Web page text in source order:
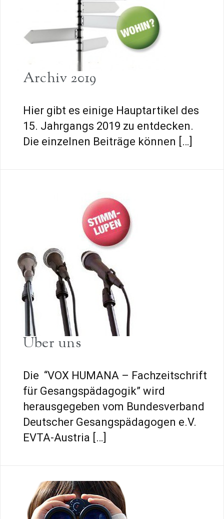
Archiv 2019
Hier gibt es einige Hauptartikel des
15. Jahrgangs 2019 zu entdecken.
Die einzelnen Beiträge können […]
Über uns
Die “VOX HUMANA – Fachzeitschrift
für Gesangspädagogik” wird
herausgegeben vom Bundesverband
Deutscher Gesangspädagogen e.V.
EVTA-Austria […]